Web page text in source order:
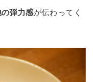
弾力感が伝わってく